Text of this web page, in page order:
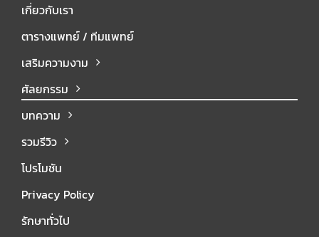
เกี่ยวกับเรา
ตารางแพทย์ / ทีมแพทย์
เสริมความงาม
ศัลยกรรม
บทความ
รวมรีวิว
โปรโมชัน
Privacy Policy
รักษาทั่วไป